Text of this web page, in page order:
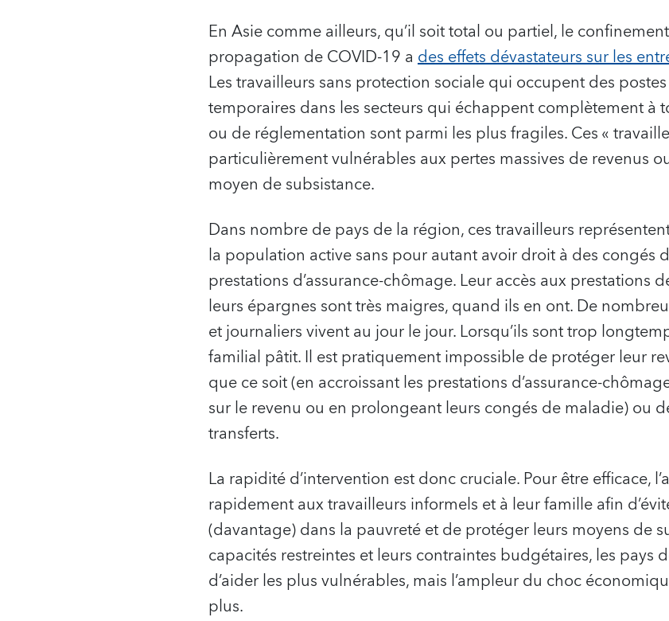
En Asie comme ailleurs, qu’il soit total ou partiel, le
propagation de COVID-19 a des effets dévastateurs sur les
Les travailleurs sans protection sociale qui occupent des
temporaires dans les secteurs qui échappent complètement à
ou de réglementation sont parmi les plus fragiles. Ces «
particulièrement vulnérables aux pertes massives de revenus
moyen de subsistance.
Dans nombre de pays de la région, ces travailleurs
la population active sans pour autant avoir droit à des congés
prestations d’assurance-chômage. Leur accès aux prestations
leurs épargnes sont très maigres, quand ils en ont. De
et journaliers vivent au jour le jour. Lorsqu’ils sont trop
familial pâtit. Il est pratiquement impossible de protéger leur
que ce soit (en accroissant les prestations d’assurance-
sur le revenu ou en prolongeant leurs congés de maladie) ou
transferts.
La rapidité d’intervention est donc cruciale. Pour être efficace,
rapidement aux travailleurs informels et à leur famille afin
(davantage) dans la pauvreté et de protéger leurs moyens de
capacités restreintes et leurs contraintes budgétaires, les pays
d’aider les plus vulnérables, mais l’ampleur du choc
plus.